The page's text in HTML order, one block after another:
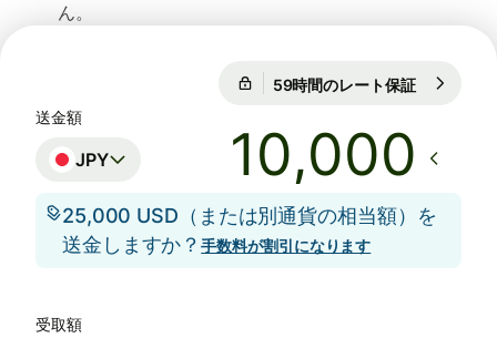
ん。
59時間のレート保証
送金額
JPY
25,000 USD（または別通貨の相当額）を
送金しますか？手数料が割引になります
受取額